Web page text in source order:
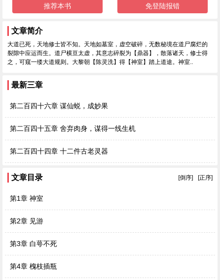
推荐本书 免登陆报错
文章简介
大道已死，天地修士皆不知。天地如墓室，虚空破碎，无数秘境在道尸腐烂的
裂隙中应运而生。道尸横亘太虚，其意志碎裂为【鼎器】，散落诸天，修士得
之，可窥一缕大道规则。大黎朝【陈灵洗】得【神室】踏上道途。神室..
最新三章
第二百四十六章 谋仙蜕，成妙果
第二百四十五章 舍弃肉身，谋得一线生机
第二百四十四章 十二件古老灵器
文章目录 [正序]
[倒序]
第1章 神室
第2章 见游
第3章 白萼不死
第4章 槐枝插瓶